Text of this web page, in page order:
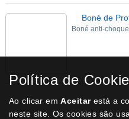
Boné de
Boné anti-
Política de
Ao clicar emAceitarestá a
neste site. Os cookies são